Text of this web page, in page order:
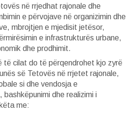
në rrjedhat rajonale dhe
e përvojave në organizimin dhe
mbrojtjen e mjedisit jetësor,
e infrastrukturës urbane,
dhe prodhimit.
cilat do të përqendrohet kjo zyrë
së Tetovës në rrjetet rajonale,
si dhe vendosja e
bashkëpunimi dhe realizimi i
me: